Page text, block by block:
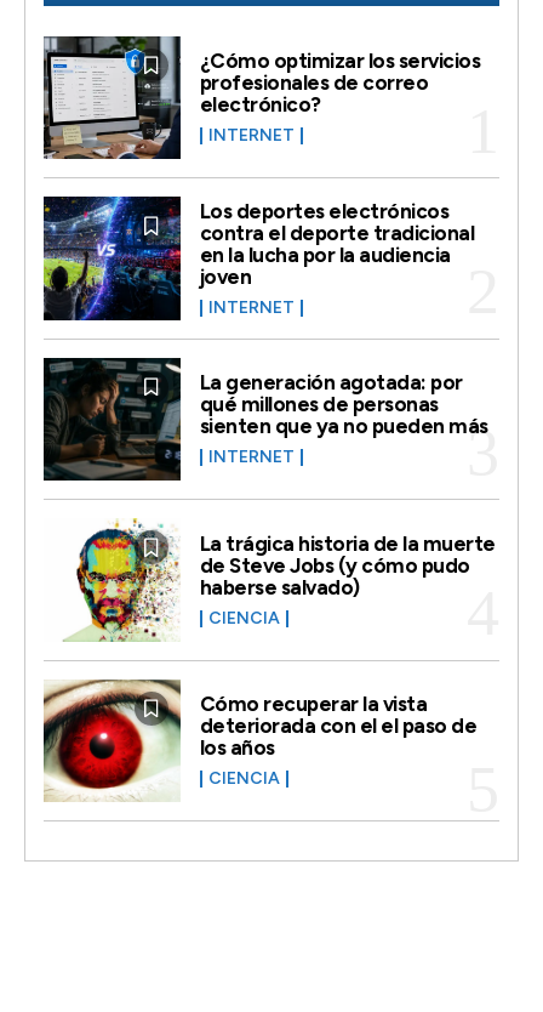
¿Cómo optimizar los servicios
profesionales de correo
electrónico?
INTERNET
Los deportes electrónicos
contra el deporte tradicional
en la lucha por la audiencia
joven
INTERNET
La generación agotada: por
qué millones de personas
sienten que ya no pueden más
INTERNET
La trágica historia de la muerte
de Steve Jobs (y cómo pudo
haberse salvado)
CIENCIA
Cómo recuperar la vista
deteriorada con el el paso de
los años
CIENCIA